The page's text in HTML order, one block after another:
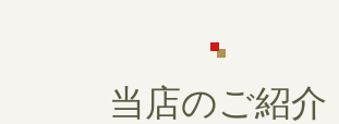
当店のご紹介